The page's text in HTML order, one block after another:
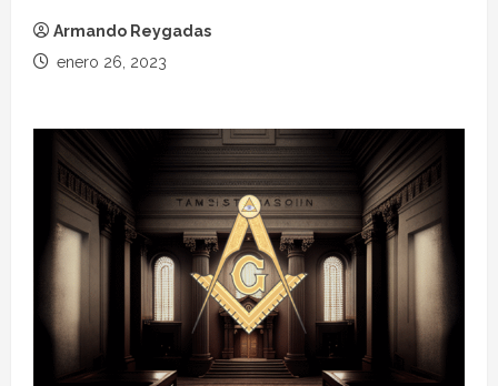
Armando Reygadas
enero 26, 2023